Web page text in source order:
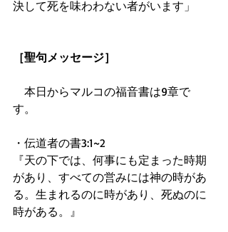
決して死を味わわない者がいます」
［聖句メッセージ］
本日からマルコの福音書は9章で
す。
・伝道者の書3:1~2
『天の下では、何事にも定まった時期
があり、すべての営みには神の時があ
る。生まれるのに時があり、死ぬのに
時がある。』